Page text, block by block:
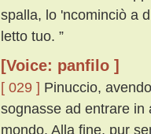
spalla, lo 'ncominciò a
letto tuo. ”
[Voice: panfilo ]
[ 029 ] Pinuccio,
sognasse ad entrare in
mondo. Alla fine, pur